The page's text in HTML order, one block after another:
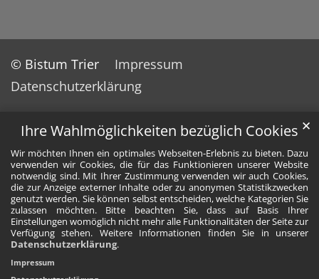
Ihre Wahlmöglichkeiten bezüglich Cookies
Wir möchten Ihnen ein optimales Webseiten-Erlebnis zu bieten. Dazu
verwenden wir Cookies, die für das Funktionieren unserer Website
notwendig sind. Mit Ihrer Zustimmung verwenden wir auch Cookies,
die zur Anzeige externer Inhalte oder zu anonymen Statistikzwecken
genutzt werden. Sie können selbst entscheiden, welche Kategorien Sie
zulassen möchten. Bitte beachten Sie, dass auf Basis Ihrer
Einstellungen womöglich nicht mehr alle Funktionalitäten der Seite zur
Verfügung stehen. Weitere Informationen finden Sie in unserer
Datenschutzerklärung.
✕
Impressum
© Bistum Trier
Impressum
Datenschutzerklärung